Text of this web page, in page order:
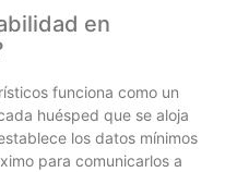
en
funciona como un
huésped que se aloja
los datos mínimos
para comunicarlos a